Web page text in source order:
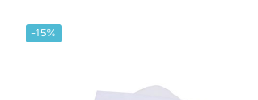
-15%